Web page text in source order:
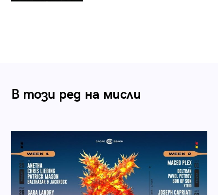
В този ред на мисли